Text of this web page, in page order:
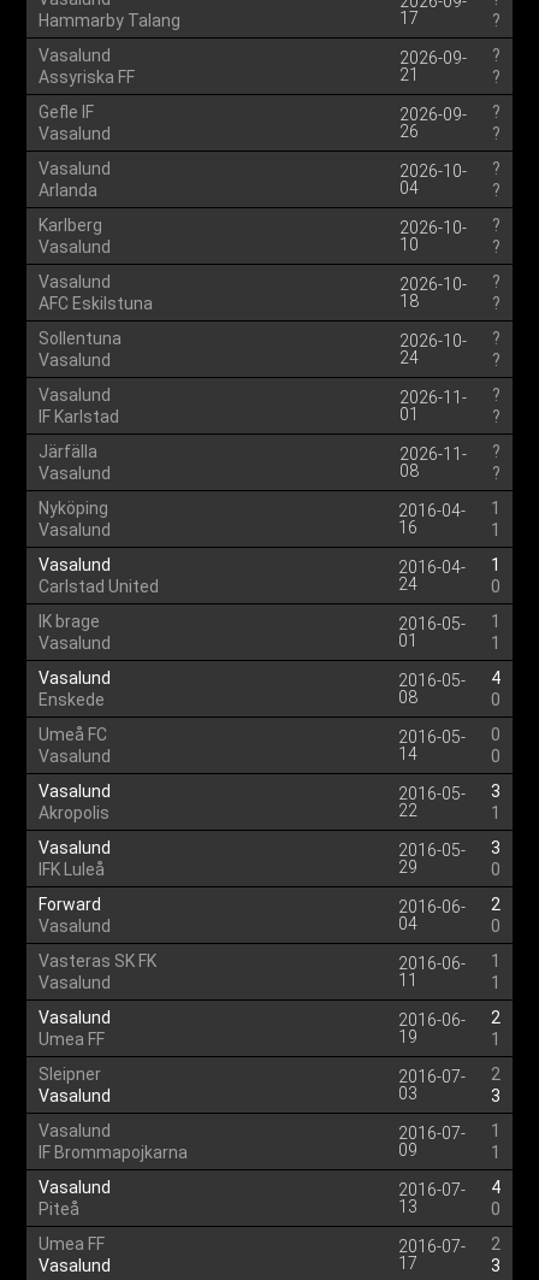
Hammarby Talang
17
?
Vasalund
Assyriska FF
2026-09-
21
?
?
Gefle IF
Vasalund
2026-09-
26
?
?
Vasalund
Arlanda
2026-10-
04
?
?
Karlberg
Vasalund
2026-10-
10
?
?
Vasalund
AFC Eskilstuna
2026-10-
18
?
?
Sollentuna
Vasalund
2026-10-
24
?
?
Vasalund
IF Karlstad
2026-11-
01
?
?
Järfälla
Vasalund
2026-11-
08
?
?
Nyköping
Vasalund
2016-04-
16
1
1
Vasalund
Carlstad United
2016-04-
24
1
0
IK brage
Vasalund
2016-05-
01
1
1
Vasalund
Enskede
2016-05-
08
4
0
Umeå FC
Vasalund
2016-05-
14
0
0
Vasalund
Akropolis
2016-05-
22
3
1
Vasalund
IFK Luleå
2016-05-
29
3
0
Forward
Vasalund
2016-06-
04
2
0
Vasteras SK FK
Vasalund
2016-06-
11
1
1
Vasalund
Umea FF
2016-06-
19
2
1
Sleipner
Vasalund
2016-07-
03
2
3
Vasalund
IF Brommapojkarna
2016-07-
09
1
1
Vasalund
Piteå
2016-07-
13
4
0
Umea FF
Vasalund
2016-07-
17
2
3